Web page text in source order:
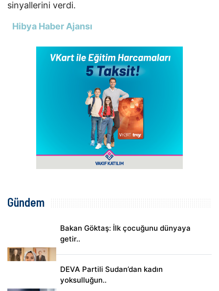
sinyallerini verdi.
Hibya Haber Ajansı
Gündem
Bakan Göktaş: İlk çocuğunu dünyaya
getir..
DEVA Partili Sudan’dan kadın
yoksulluğun..